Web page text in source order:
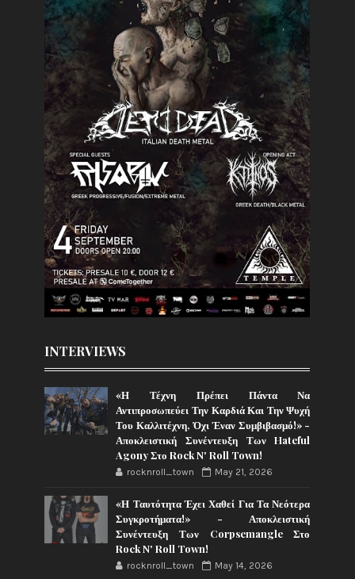
INTERVIEWS
«Η Τέχνη Πρέπει Πάντα Να
Αντιπροσωπεύει Την Καρδιά Και Την Ψυχή
Του Καλλιτέχνη, Όχι Έναν Συμβιβασμό!» -
Αποκλειστική Συνέντευξη Των Hateful
Agony Στο Rock N' Roll Town!
rocknroll_town May 21, 2026
«Η Ταυτότητα Έχει Χαθεί Για Τα Νεότερα
Συγκροτήματα!» - Αποκλειστική
Συνέντευξη Των Corpsemangle Στο
Rock N' Roll Town!
rocknroll_town May 14, 2026